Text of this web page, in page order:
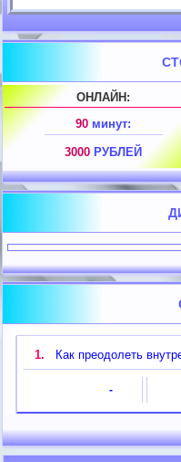
ОНЛАЙН:
90 минут:
3000 РУБЛЕЙ
1. Как преодолеть
-